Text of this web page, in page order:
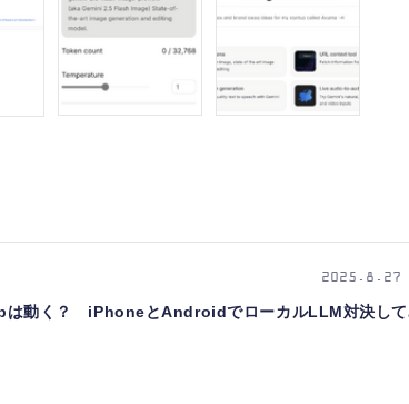
は動く？ iPhoneとAndroidでローカルLLM対決して
2025.8.27